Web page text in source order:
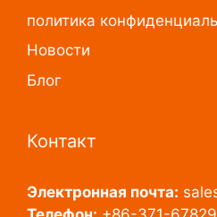
политика
Новости
Блог
Контакт
Электронная почта: